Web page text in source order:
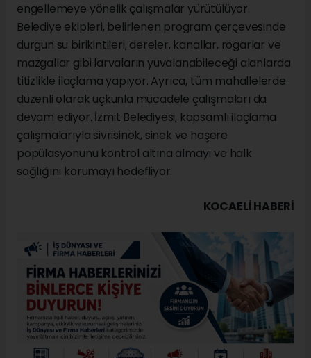
engellemeye yönelik çalışmalar yürütülüyor.
Belediye ekipleri, belirlenen program çerçevesinde
durgun su birikintileri, dereler, kanallar, rögarlar ve
mazgallar gibi larvaların yuvalanabileceği alanlarda
titizlikle ilaçlama yapıyor. Ayrıca, tüm mahallelerde
düzenli olarak uçkunla mücadele çalışmaları da
devam ediyor. İzmit Belediyesi, kapsamlı ilaçlama
çalışmalarıyla sivrisinek, sinek ve haşere
popülasyonunu kontrol altına almayı ve halk
sağlığını korumayı hedefliyor.
KOCAELI HABERİ